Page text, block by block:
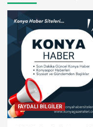
FAYDALI BİLGİLER